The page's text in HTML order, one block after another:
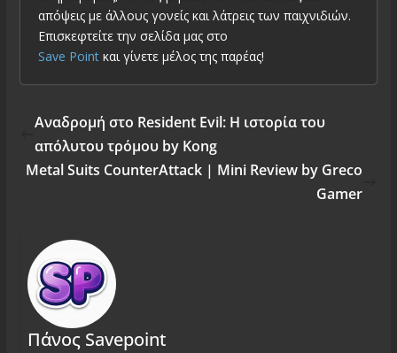
απόψεις με άλλους γονείς και λάτρεις των παιχνιδιών.
Επισκεφτείτε την σελίδα μας στο
Save Pointκαι γίνετε μέλος της παρέας!
Αναδρομή στο Resident Evil: Η ιστορία του
απόλυτου τρόμου by Kong
Metal Suits CounterAttack | Mini Review by Greco
Gamer
Πάνος Savepoint